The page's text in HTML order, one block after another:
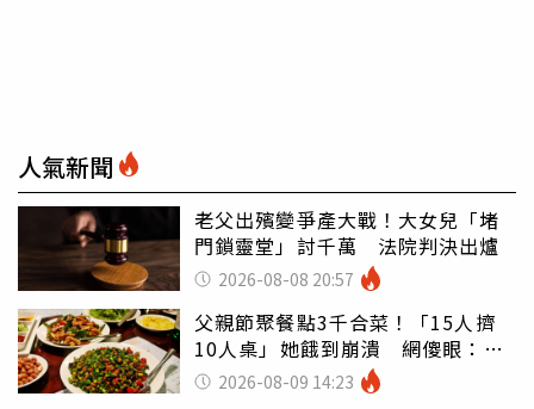
人氣新聞
老父出殯變爭產大戰！大女兒「堵
門鎖靈堂」討千萬 法院判決出爐
2026-08-08 20:57
父親節聚餐點3千合菜！「15人擠
10人桌」她餓到崩潰 網傻眼：讓
店家看笑話
2026-08-09 14:23